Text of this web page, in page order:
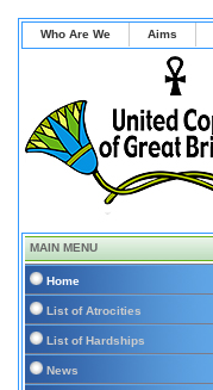
Who Are We Aims
MAIN MENU
Home
List of Atrocities
List of Hardships
News